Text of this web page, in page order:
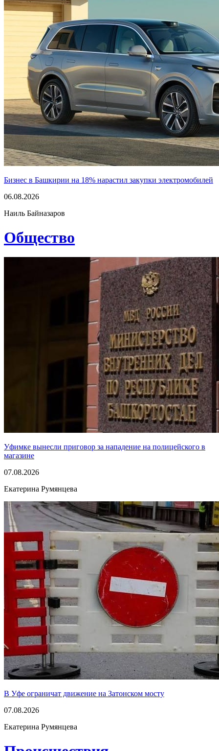
Бизнес в Башкирии на 18% нарастил закупки электромобилей
06.08.2026
Наиль Байназаров
Общество
Уфимке вынесли приговор за нападение на полицейского в
магазине
07.08.2026
Екатерина Румянцева
В Уфе ограничат движение на Затонском мосту
07.08.2026
Екатерина Румянцева